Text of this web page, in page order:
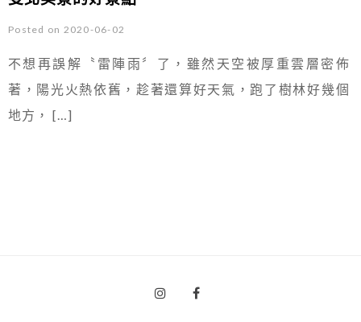
Posted on 2020-06-02
不想再誤解〝雷陣雨〞了，雖然天空被厚重雲層密佈
著，陽光火熱依舊，趁著還算好天氣，跑了樹林好幾個
地方， […]